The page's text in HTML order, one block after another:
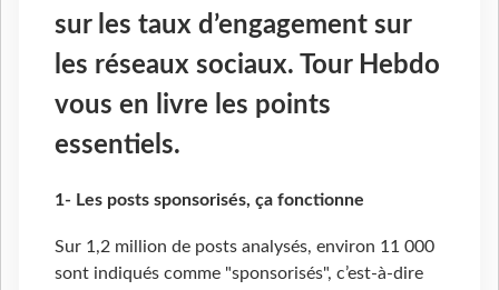
sur les taux d’engagement sur
les réseaux sociaux. Tour Hebdo
vous en livre les points
essentiels.
1- Les posts sponsorisés, ça fonctionne
Sur 1,2 million de posts analysés, environ 11 000
sont indiqués comme "sponsorisés", c’est-à-dire